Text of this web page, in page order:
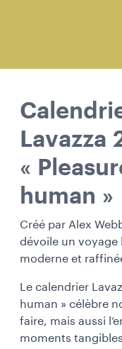
Lavazza
«
human »
Créé par Alex
dévoile un voyage
moderne et
Le calendrier
human » célèbre
faire, mais aussi
moments